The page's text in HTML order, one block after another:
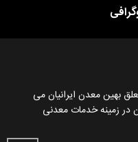
بهین معدن ایرانیان می
در زمینه خدمات معدنی